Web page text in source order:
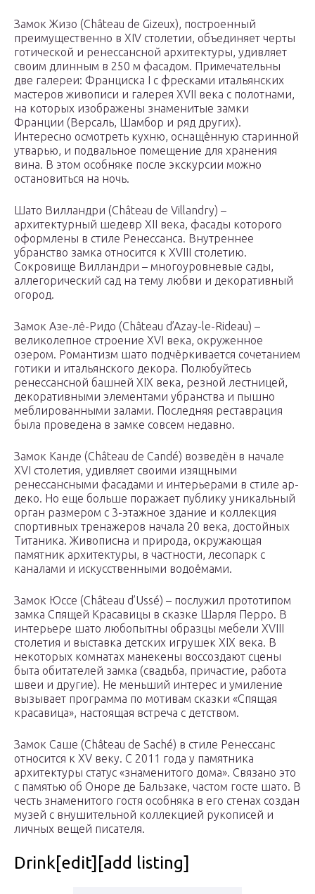
Замок Жизо (Château de Gizeux), построенный
преимущественно в XIV столетии, объединяет черты
готической и ренессансной архитектуры, удивляет
своим длинным в 250 м фасадом. Примечательны
две галереи: Франциска I с фресками итальянских
мастеров живописи и галерея XVII века с полотнами,
на которых изображены знаменитые замки
Франции (Версаль, Шамбор и ряд других).
Интересно осмотреть кухню, оснащённую старинной
утварью, и подвальное помещение для хранения
вина. В этом особняке после экскурсии можно
остановиться на ночь.
Шато Вилландри (Château de Villandry) –
архитектурный шедевр XII века, фасады которого
оформлены в стиле Ренессанса. Внутреннее
убранство замка относится к XVIII столетию.
Сокровище Вилландри – многоуровневые сады,
аллегорический сад на тему любви и декоративный
огород.
Замок Азе-лё-Ридо (Château d’Azay-le-Rideau) –
великолепное строение XVI века, окруженное
озером. Романтизм шато подчёркивается сочетанием
готики и итальянского декора. Полюбуйтесь
ренессансной башней XIX века, резной лестницей,
декоративными элементами убранства и пышно
меблированными залами. Последняя реставрация
была проведена в замке совсем недавно.
Замок Канде (Château de Candé) возведён в начале
XVI столетия, удивляет своими изящными
ренессансными фасадами и интерьерами в стиле ар-
деко. Но еще больше поражает публику уникальный
орган размером с 3-этажное здание и коллекция
спортивных тренажеров начала 20 века, достойных
Титаника. Живописна и природа, окружающая
памятник архитектуры, в частности, лесопарк с
каналами и искусственными водоёмами.
Замок Юссе (Château d’Ussé) – послужил прототипом
замка Спящей Красавицы в сказке Шарля Перро. В
интерьере шато любопытны образцы мебели XVIII
столетия и выставка детских игрушек XIX века. В
некоторых комнатах манекены воссоздают сцены
быта обитателей замка (свадьба, причастие, работа
швеи и другие). Не меньший интерес и умиление
вызывает программа по мотивам сказки «Спящая
красавица», настоящая встреча с детством.
Замок Саше (Château de Saché) в стиле Ренессанс
относится к XV веку. С 2011 года у памятника
архитектуры статус «знаменитого дома». Связано это
с памятью об Оноре де Бальзаке, частом госте шато. В
честь знаменитого гостя особняка в его стенах создан
музей с внушительной коллекцией рукописей и
личных вещей писателя.
Drink[edit][add listing]